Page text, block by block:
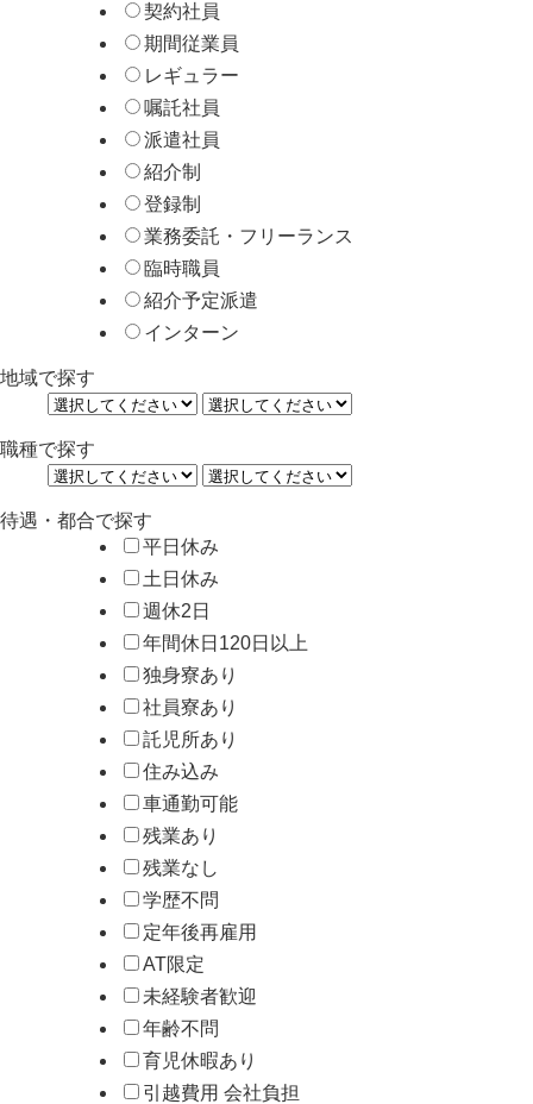
契約社員
期間従業員
レギュラー
嘱託社員
派遣社員
紹介制
登録制
業務委託・フリーランス
臨時職員
紹介予定派遣
インターン
地域で探す
職種で探す
待遇・都合で探す
平日休み
土日休み
週休2日
年間休日120日以上
独身寮あり
社員寮あり
託児所あり
住み込み
車通勤可能
残業あり
残業なし
学歴不問
定年後再雇用
AT限定
未経験者歓迎
年齢不問
育児休暇あり
引越費用 会社負担